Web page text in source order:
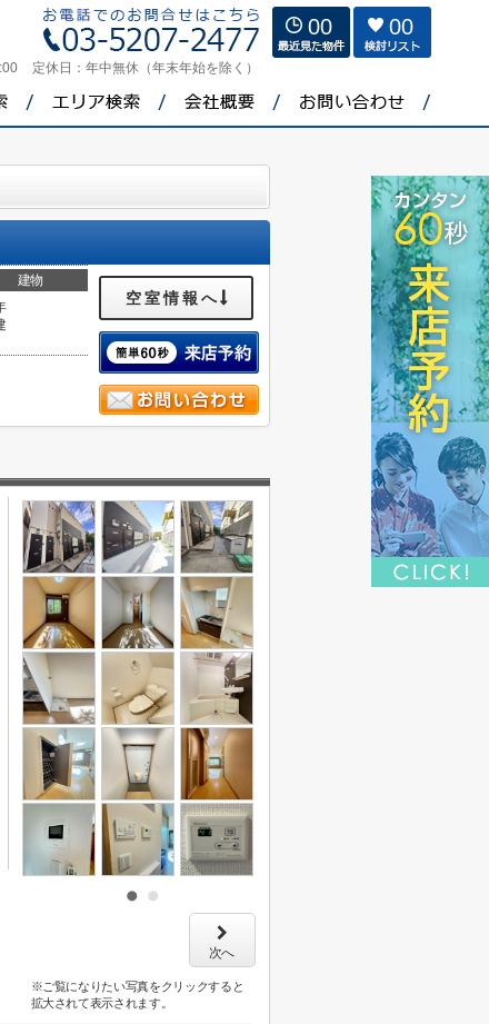
定休日： 年中無休（年末年始を除く）
00 00
建物
空室情報へ
次へ
※ご覧になりたい写真をクリックすると
拡大されて表示されます。